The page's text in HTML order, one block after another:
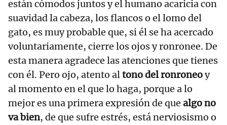
están cómodos juntos y el humano acaricia con
suavidad la cabeza, los flancos o el lomo del
gato, es muy probable que, si él se ha acercado
voluntariamente, cierre los ojos y ronronee. De
esta manera agradece las atenciones que tienes
con él. Pero ojo, atento altono del ronroneoy
al momento en el que lo haga, porque a lo
mejor es una primera expresión de que algo no
va bien, de que sufre estrés, está nerviosismo o